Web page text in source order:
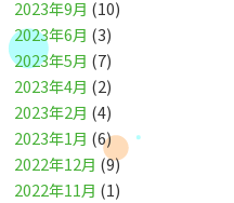
2023年9月 (10)
2023年6月 (3)
2023年5月 (7)
2023年4月 (2)
2023年2月 (4)
2023年1月 (6)
2022年12月 (9)
2022年11月 (1)